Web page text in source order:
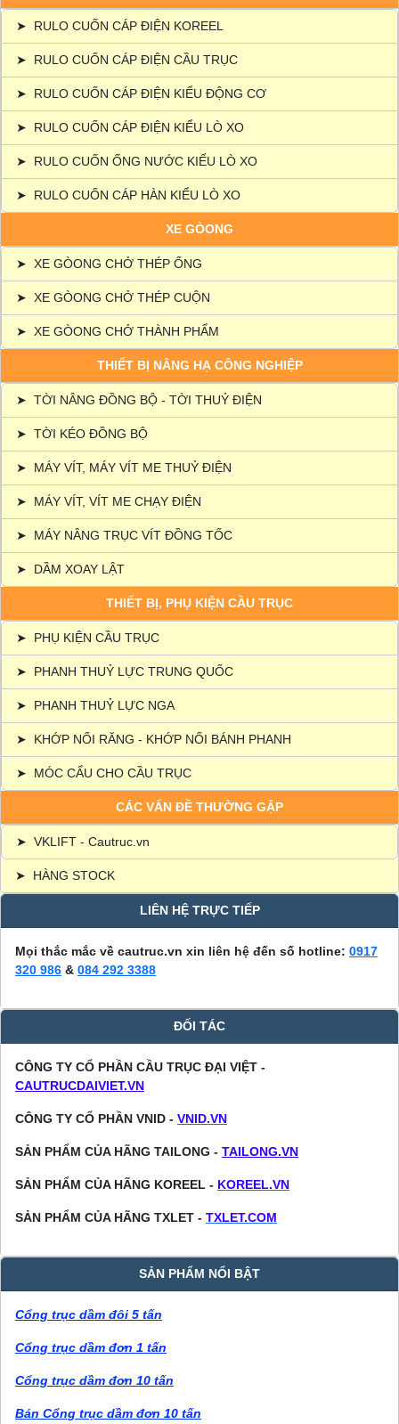
➤ RULO CUỐN CÁP ĐIỆN KOREEL
➤ RULO CUỐN CÁP ĐIỆN CẦU TRỤC
➤ RULO CUỐN CÁP ĐIỆN KIỂU ĐỘNG CƠ
➤ RULO CUỐN CÁP ĐIỆN KIỂU LÒ XO
➤ RULO CUỐN ỐNG NƯỚC KIỂU LÒ XO
➤ RULO CUỐN CÁP HÀN KIỂU LÒ XO
XE GÒONG
➤ XE GÒONG CHỞ THÉP ỐNG
➤ XE GÒONG CHỞ THÉP CUỘN
➤ XE GÒONG CHỞ THÀNH PHẨM
THIẾT BỊ NÂNG HẠ CÔNG NGHIỆP
➤ TỜI NÂNG ĐỒNG BỘ - TỜI THUỶ ĐIỆN
➤ TỜI KÉO ĐỒNG BỘ
➤ MÁY VÍT, MÁY VÍT ME THUỶ ĐIỆN
➤ MÁY VÍT, VÍT ME CHẠY ĐIỆN
➤ MÁY NÂNG TRỤC VÍT ĐỒNG TỐC
➤ DẦM XOAY LẬT
THIẾT BỊ, PHỤ KIỆN CẦU TRỤC
➤ PHỤ KIỆN CẦU TRỤC
➤ PHANH THUỶ LỰC TRUNG QUỐC
➤ PHANH THUỶ LỰC NGA
➤ KHỚP NỐI RĂNG - KHỚP NỐI BÁNH PHANH
➤ MÓC CẨU CHO CẦU TRỤC
CÁC VẤN ĐỀ THƯỜNG GẶP
➤ VKLIFT - Cautruc.vn
➤ HÀNG STOCK
LIÊN HỆ TRỰC TIẾP
Mọi thắc mắc về cautruc.vn xin liên hệ đến số hotline: 0917
320 986 & 084 292 3388
ĐỐI TÁC
CÔNG TY CỔ PHẦN CẦU TRỤC ĐẠI VIỆT -
CAUTRUCDAIVIET.VN
CÔNG TY CỔ PHẦN VNID - VNID.VN
SẢN PHẨM CỦA HÃNG TAILONG - TAILONG.VN
SẢN PHẨM CỦA HÃNG KOREEL - KOREEL.VN
SẢN PHẨM CỦA HÃNG TXLET - TXLET.COM
SẢN PHẨM NỔI BẬT
Cổng trục dầm đôi 5 tấn
Cổng trục dầm đơn 1 tấn
Cổng trục dầm đơn 10 tấn
Bán Cổng trục dầm đơn 10 tấn